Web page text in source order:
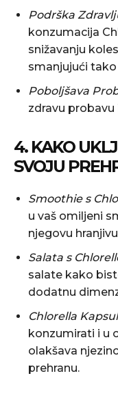
Podrška
konzumacija
snižavanju
smanjujući
Poboljšava
zdravu
4. KAKO
SVOJU
Smoothie s
u vaš omiljeni
njegovu
Salata s
salate kako
dodatnu
Chlorella
konzumirati i u
olakšava
prehranu.